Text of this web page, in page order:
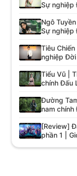
Sự nghiệp
Ngô
Sự nghiệp
Tiêu
nghiệp
Tiểu Vũ |
chính Đấu
Đường
nam chính
[Review]
phần 1 |